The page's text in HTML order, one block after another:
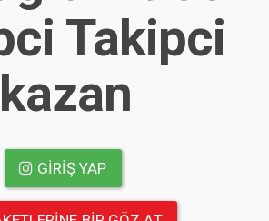
Takipci
kazan
GIRIŞ YAP